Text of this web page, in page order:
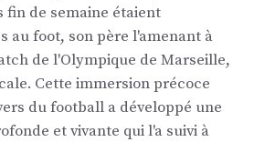
fin de semaine étaient
au foot, son père l'amenant à
de l'Olympique de Marseille,
Cette immersion précoce
du football a développé une
et vivante qui l'a suivi à